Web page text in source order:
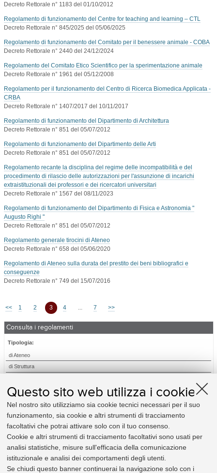
Questo sito web utilizza i cookie
Nel nostro sito utilizziamo sia cookie tecnici necessari per il suo
funzionamento, sia cookie e altri strumenti di tracciamento
facoltativi che potrai attivare solo con il tuo consenso.
Cookie e altri strumenti di tracciamento facoltativi sono usati per
analisi statistiche, misure sull'efficacia della comunicazione
istituzionale e analisi dei comportamenti degli utenti.
Se chiudi questo banner continuerai la navigazione solo con i
Decreto Rettorale n° 1183 del 01/10/2012
Regolamento di funzionamento del Centre for teaching and learning – CTL
Decreto Rettorale n° 845/2025 del 05/06/2025
Regolamento di funzionamento del Comitato per il benessere animale - COBA
Decreto Rettorale n° 2440 del 24/12/2024
Regolamento del Comitato Etico Scientifico per la sperimentazione animale
Decreto Rettorale n° 1961 del 05/12/2008
Regolamento per il funzionamento del Centro di Ricerca Biomedica Applicata -
CRBA
Decreto Rettorale n° 1407/2017 del 10/11/2017
Regolamento di funzionamento del Dipartimento di Architettura
Decreto Rettorale n° 851 del 05/07/2012
Regolamento di funzionamento del Dipartimento delle Arti
Decreto Rettorale n° 851 del 05/07/2012
Regolamento recante la disciplina del regime delle incompatibilità e del
procedimento di rilascio delle autorizzazioni per l'assunzione di incarichi
extraistituzionali dei professori e dei ricercatori universitari
Decreto Rettorale n° 1567 del 08/11/2023
Regolamento di funzionamento del Dipartimento di Fisica e Astronomia "
Augusto Righi "
Decreto Rettorale n° 851 del 05/07/2012
Regolamento generale tirocini di Ateneo
Decreto Rettorale n° 658 del 05/06/2020
Regolamento di Ateneo sulla durata del prestito dei beni bibliografici e
conseguenze
Decreto Rettorale n° 749 del 15/07/2016
<< 1 2 3 4 ... 7 >>
Consulta i regolamenti
Tipologia:
di Ateneo
di Struttura
Amministrazione
Didattica e diritto allo studio
Procedimento amministrativo e privacy
Ricerca